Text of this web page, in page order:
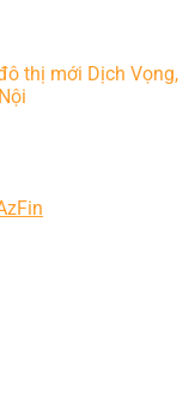
thị mới Dịch Vọng,